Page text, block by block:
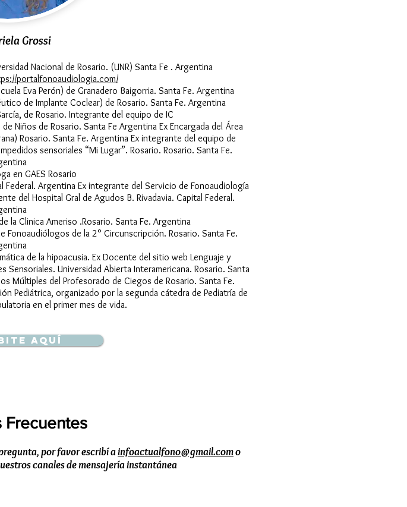
Grossi
Nacional de Rosario. (UNR) Santa Fe . Argentina
portalfonoaudiologia.com/
Eva Perón) de Granadero Baigorria. Santa Fe. Argentina
de Implante Coclear) de Rosario. Santa Fe. Argentina
de Rosario. Integrante del equipo de IC
Niños de Rosario. Santa Fe Argentina Ex Encargada del Área
Rosario. Santa Fe. Argentina Ex integrante del equipo de
sensoriales “Mi Lugar”. Rosario. Rosario. Santa Fe.
en GAES Rosario
Argentina Ex integrante del Servicio de Fonoaudiología
del Hospital Gral de Agudos B. Rivadavia. Capital Federal.
la Clinica Ameriso .Rosario. Santa Fe. Argentina
de la 2° Circunscripción. Rosario. Santa Fe.
de la hipoacusia. Ex Docente del sitio web Lenguaje y
Universidad Abierta Interamericana. Rosario. Santa
Múltiples del Profesorado de Ciegos de Rosario. Santa Fe.
Pediátrica, organizado por la segunda cátedra de Pediatría de
en el primer mes de vida.
aquí
Frecuentes
por favor escribí ainfoactualfono@gmail.como
canales de mensajería instantánea